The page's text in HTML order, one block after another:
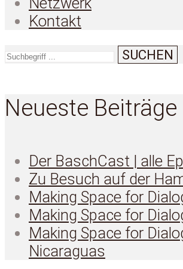
Kontakt
SUCHEN
Neueste Beiträge
Der BaschCast | alle
Zu Besuch auf der
Making Space for
Making Space for
Making Space for
Nicaraguas